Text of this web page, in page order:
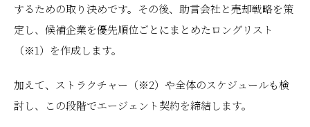
するための取り決めです。その後、助言会社と売却戦略を策
定し、候補企業を優先順位ごとにまとめたロングリスト
（※1）を作成します。
加えて、ストラクチャー（※2）や全体のスケジュールも検
討し、この段階でエージェント契約を締結します。